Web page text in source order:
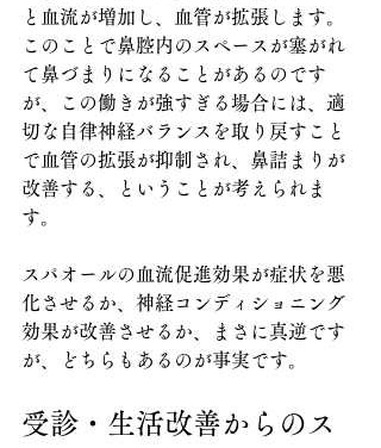
と血流が増加し、血管が拡張します。
このことで鼻腔内のスペースが塞がれ
て鼻づまりになることがあるのです
が、この働きが強すぎる場合には、適
切な自律神経バランスを取り戻すこと
で血管の拡張が抑制され、鼻詰まりが
改善する、ということが考えられま
す。
スパオールの血流促進効果が症状を悪
化させるか、神経コンディショニング
効果が改善させるか、まさに真逆です
が、どちらもあるのが事実です。
受診・生活改善からのス